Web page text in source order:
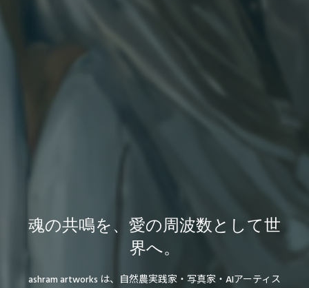
魂の共鳴を、愛の周波数として世
界へ。
ashram artworks は、自然農実践家・写真家・AIアーティス